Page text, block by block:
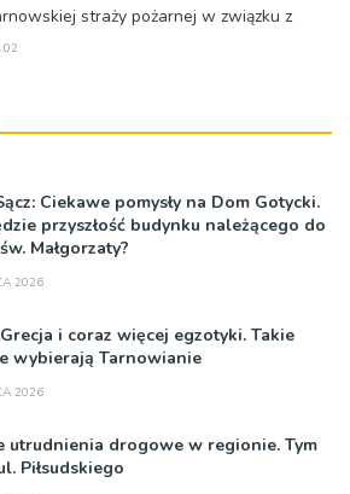
straży pożarnej w związku z
Ciekawe pomysły na Dom Gotycki.
przyszłość budynku należącego do
Małgorzaty?
2026
i coraz więcej egzotyki. Takie
wybierają Tarnowianie
2026
utrudnienia drogowe w regionie. Tym
Piłsudskiego